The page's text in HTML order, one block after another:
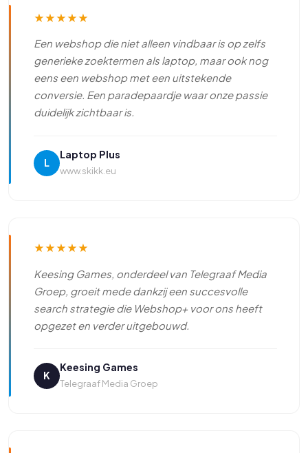
★★★★★
Een webshop die niet alleen vindbaar is op zelfs
generieke zoektermen als laptop, maar ook nog
eens een webshop met een uitstekende
conversie. Een paradepaardje waar onze passie
duidelijk zichtbaar is.
L
Laptop Plus
www.skikk.eu
★★★★★
Keesing Games, onderdeel van Telegraaf Media
Groep, groeit mede dankzij een succesvolle
search strategie die Webshop+ voor ons heeft
opgezet en verder uitgebouwd.
K
Keesing Games
Telegraaf Media Groep